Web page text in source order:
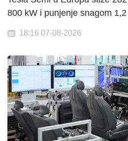
800 kW i punjenje snagom
18:16 07-08-2026